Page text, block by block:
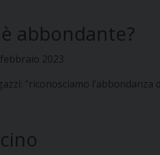
abbondante?
2023
“riconosciamo